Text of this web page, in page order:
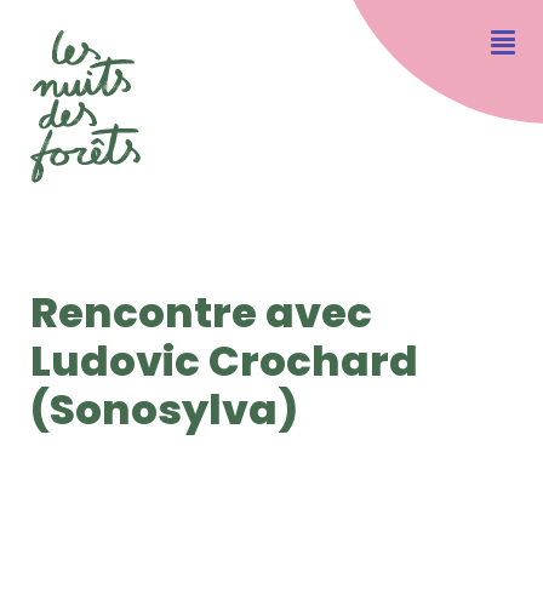
Rencontre avec
Ludovic Crochard
(Sonosylva)